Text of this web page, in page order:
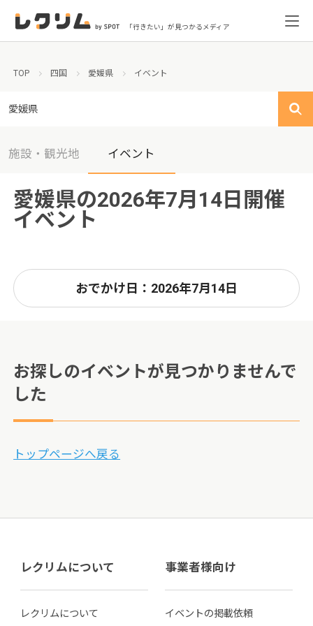
「行きたい」が見つかるメディア
TOP 四国 愛媛県 イベント
愛媛県
施設・観光地 イベント
愛媛県の2026年7月14日開催
イベント
おでかけ日：2026年7月14日
お探しのイベントが見つかりませんで
した
トップページへ戻る
レクリムについて
レクリムについて
事業者様向け
イベントの掲載依頼